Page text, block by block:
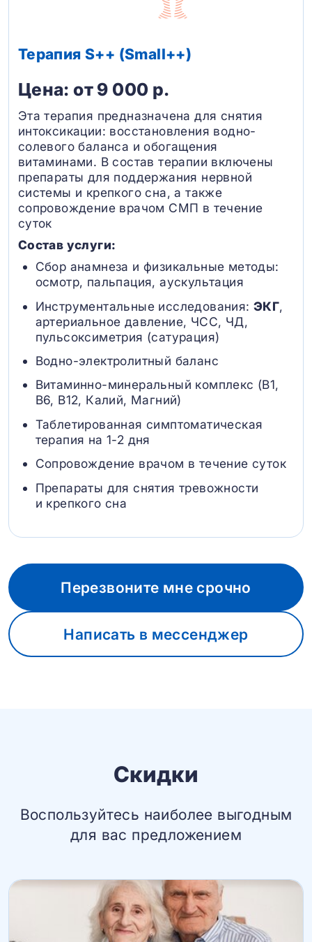
Терапия S++ (Small++)
Цена: от 9 000 р.
Эта терапия предназначена для снятия
интоксикации: восстановления водно-
солевого баланса и обогащения
витаминами. В состав терапии включены
препараты для поддержания нервной
системы и крепкого сна, а также
сопровождение врачом СМП в течение
суток
Состав услуги:
Сбор анамнеза и физикальные методы:
осмотр, пальпация, аускультация
Инструментальные исследования: ЭКГ,
артериальное давление, ЧСС, ЧД,
пульсоксиметрия (сатурация)
Водно-электролитный баланс
Витаминно-минеральный комплекс (B1,
B6, В12, Калий, Магний)
Таблетированная симптоматическая
терапия на 1-2 дня
Сопровождение врачом в течение суток
Препараты для снятия тревожности
и крепкого сна
Перезвоните мне срочно
Написать в мессенджер
Скидки
Воспользуйтесь наиболее выгодным
для вас предложением